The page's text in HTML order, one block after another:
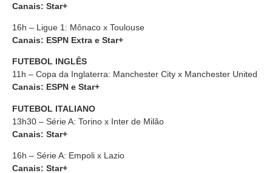
Canais: Star+
16h – Ligue 1: Mônaco x Toulouse
Canais: ESPN Extra e Star+
FUTEBOL INGLÊS
11h – Copa da Inglaterra: Manchester City x Manchester United
Canais: ESPN e Star+
FUTEBOL ITALIANO
13h30 – Série A: Torino x Inter de Milão
Canais: Star+
16h – Série A: Empoli x Lazio
Canais: Star+